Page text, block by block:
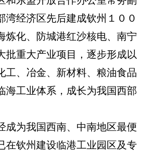
湾经济区先后建成钦州１００
炼化、防城港红沙核电、南宁
批重大产业项目，逐步形成以
工、冶金、新材料、粮油食品
海工业体系，成长为我国西部
为我国西南、中南地区最便
在钦州建设临港工业园区及专